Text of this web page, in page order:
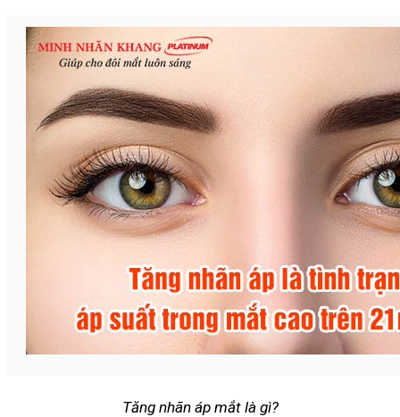
Tăng nhãn áp mắt là gì?